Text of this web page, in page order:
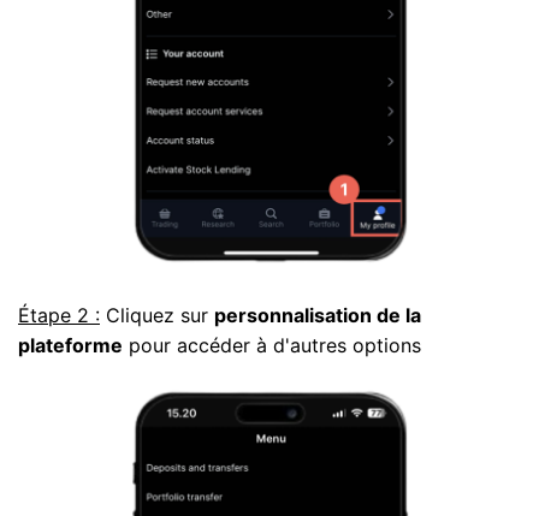
Étape 2 : Cliquez sur personnalisation de la
plateforme pour accéder à d'autres options